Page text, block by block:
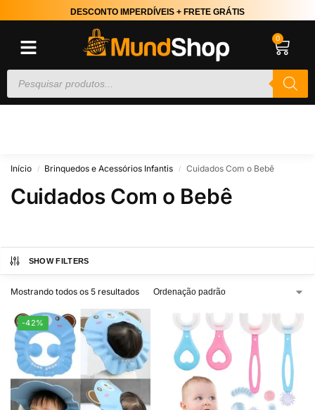
DESCONTO IMPERDÍVEIS + FRETE GRÁTIS
0
Início / Brinquedos e Acessórios Infantis / Cuidados Com o Bebê
Cuidados Com o Bebê
SHOW FILTERS
Mostrando todos os 5 resultados
-42%